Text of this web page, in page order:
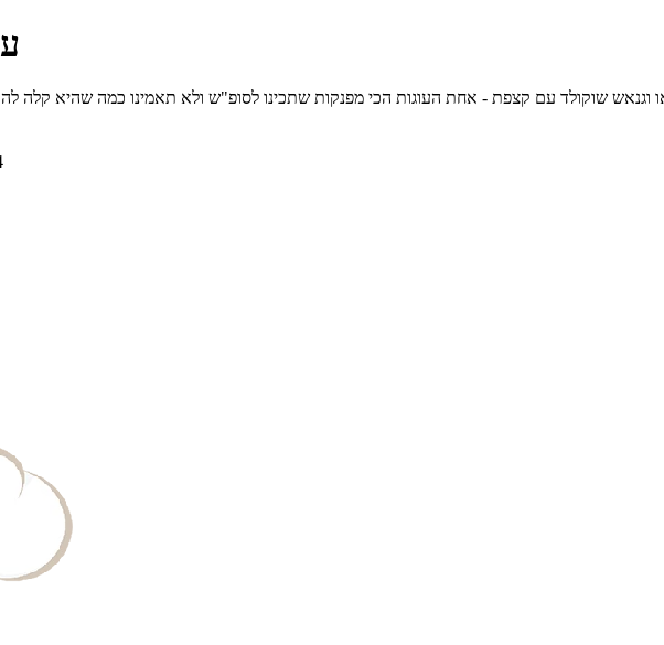
שוקולד עם קצפת - אחת העוגות הכי מפנקות שתכינו לסופ"ש ולא תאמינו כמה שהיא קלה להכנה, 356 קלוריות למנה, 366 קלוריות ל-